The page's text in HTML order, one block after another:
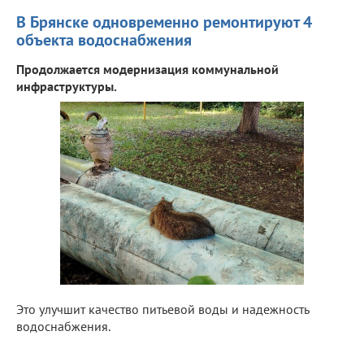
В Брянске одновременно ремонтируют 4
объекта водоснабжения
Продолжается модернизация коммунальной
инфраструктуры.
Это улучшит качество питьевой воды и надежность
водоснабжения.